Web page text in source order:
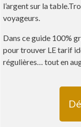
l’argent sur la
voyageurs.
Dans ce guide 100%
pour trouver LE tarif
régulières… tout en